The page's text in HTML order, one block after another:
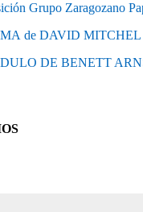
Grupo Zaragozano
de DAVID
DE BENETT